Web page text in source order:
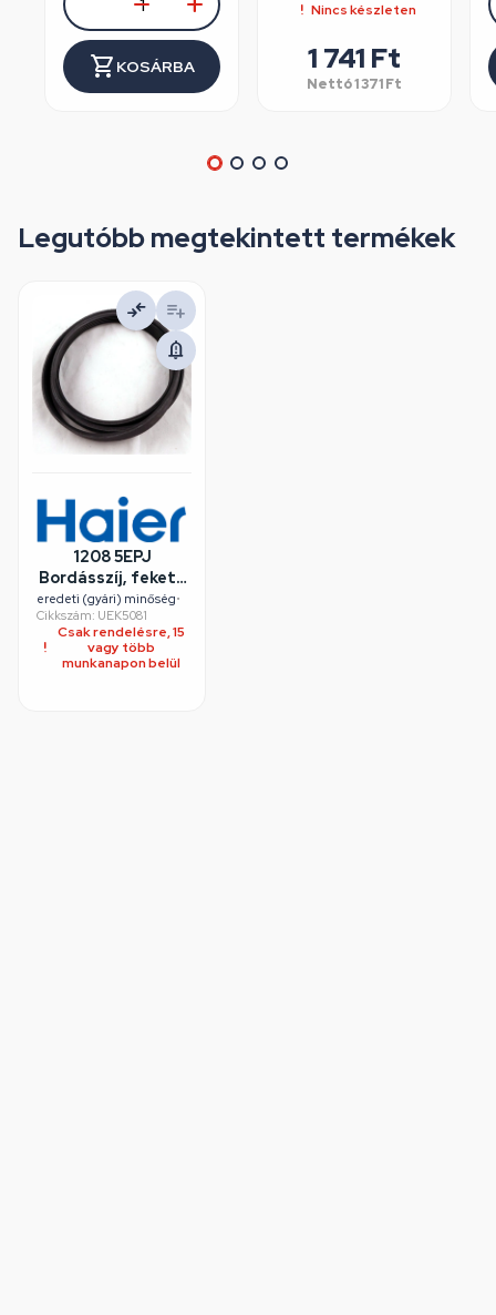
KOSÁRBA
Nincs készleten
1 741 Ft
Nettó1 371Ft
Legutóbb megtekintett termékek
1208 5EPJ
Bordásszíj, fekete
(eredeti) HAIER
mosógép
eredeti (gyári) minőség•
Cikkszám: UEK5081
Csak rendelésre, 15
vagy több
munkanapon belül